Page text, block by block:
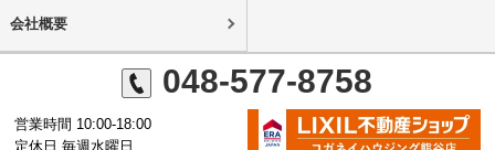
会社概要
048-577-8758
営業時間 10:00-18:00
定休日 毎週水曜日